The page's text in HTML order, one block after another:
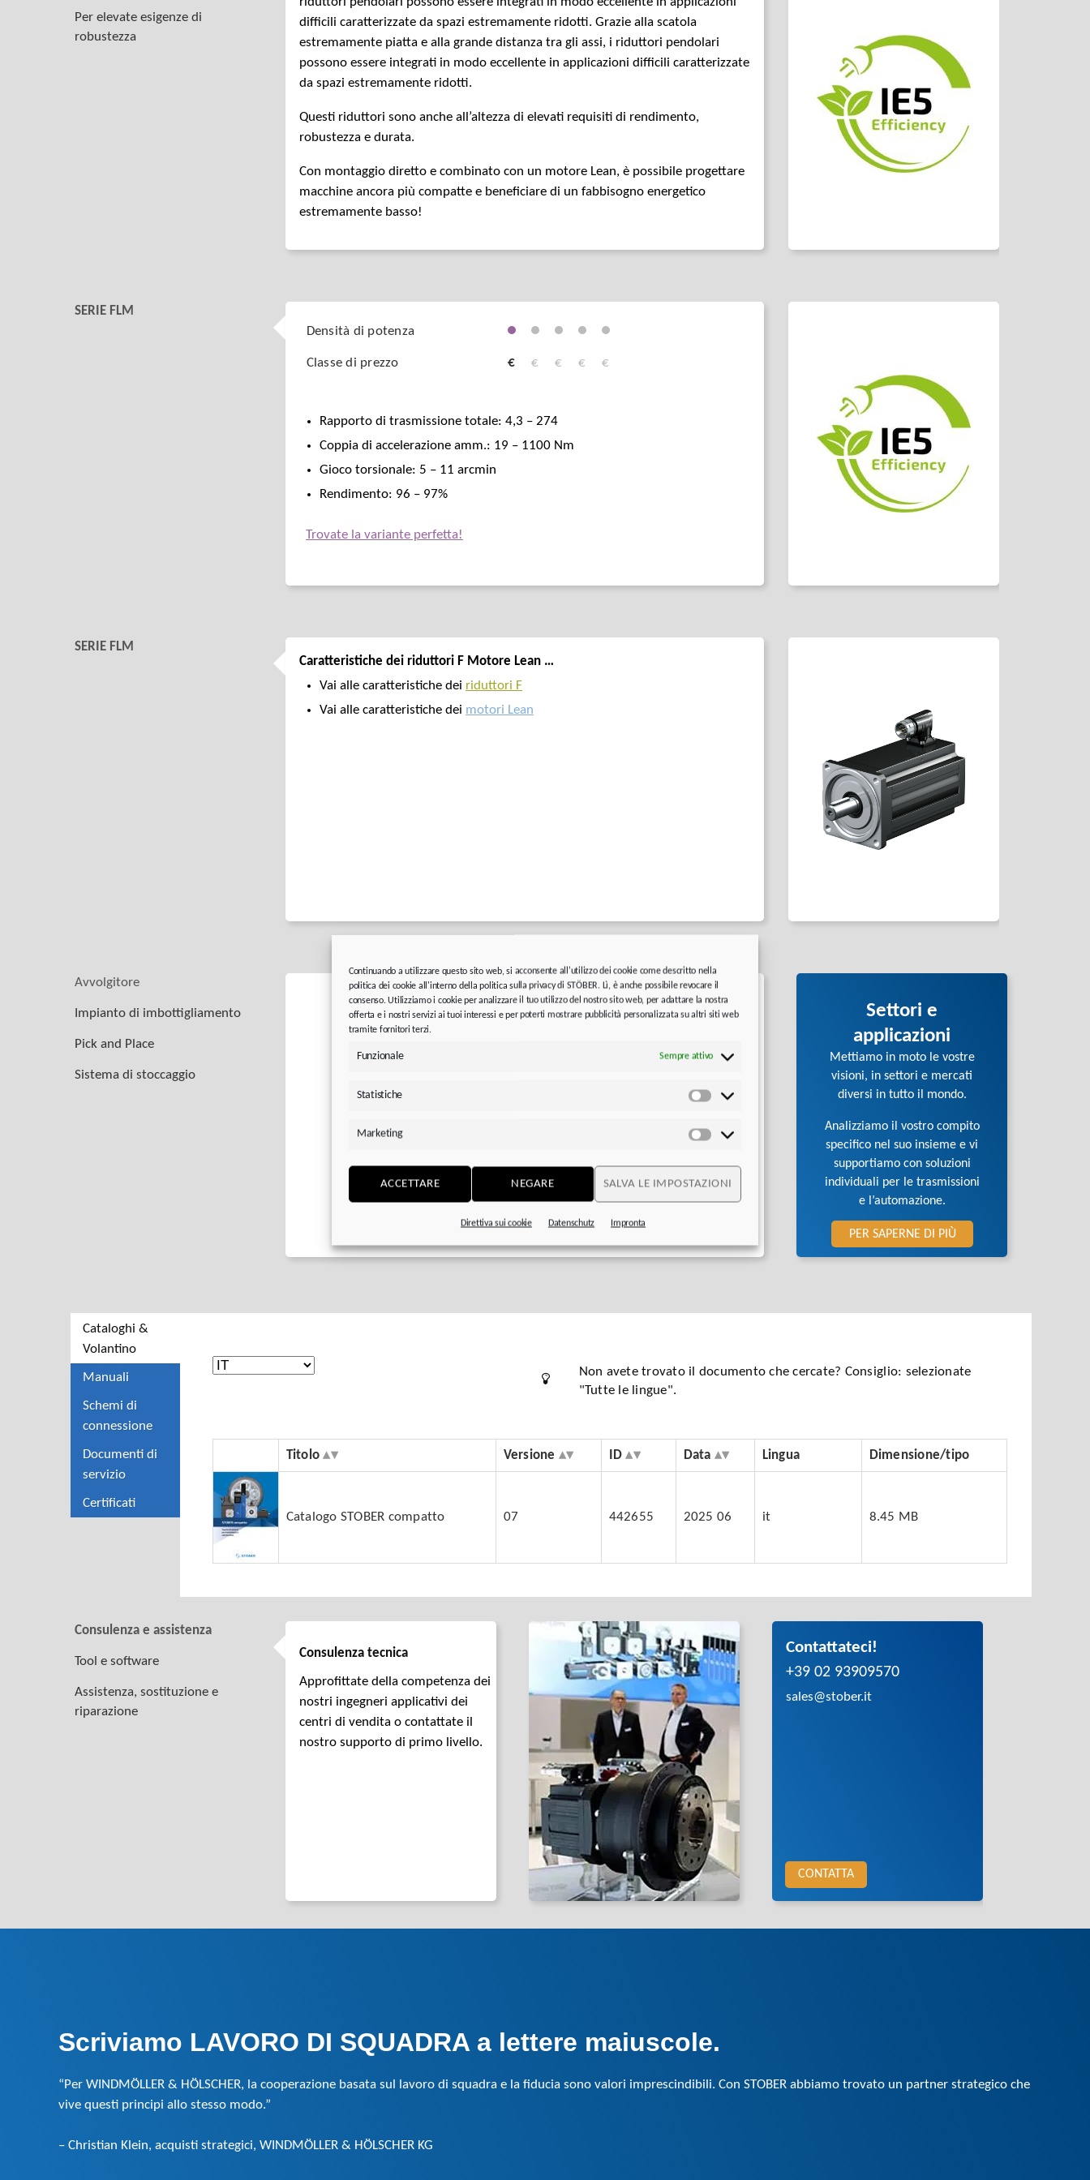
Continuando a utilizzare questo sito web, si acconsente all'utilizzo dei cookie come descritto nella
politica dei cookie all'interno della politica sulla privacy di STÖBER. Lì, è anche possibile revocare il
consenso. Utilizziamo i cookie per analizzare il tuo utilizzo del nostro sito web, per adattare la nostra
offerta e i nostri servizi ai tuoi interessi e per poterti mostrare pubblicità personalizzata su altri siti web
tramite fornitori terzi.
Funzionale Sempre attivo
Statistiche
Statistiche
Marketing
Marketing
ACCETTARE NEGARE SALVA LE IMPOSTAZIONI
Direttiva sui cookie Datenschutz Impronta
Per elevate esigenze di
robustezza
difficili caratterizzate da spazi estremamente ridotti. Grazie alla scatola
estremamente piatta e alla grande distanza tra gli assi, i riduttori pendolari
possono essere integrati in modo eccellente in applicazioni difficili caratterizzate
da spazi estremamente ridotti.
Questi riduttori sono anche all’altezza di elevati requisiti di rendimento,
robustezza e durata.
Con montaggio diretto e combinato con un motore Lean, è possibile progettare
macchine ancora più compatte e beneficiare di un fabbisogno energetico
estremamente basso!
SERIE FLM
Densità di potenza
Classe di prezzo € € € € €
Rapporto di trasmissione totale: 4,3 – 274
Coppia di accelerazione amm.: 19 – 1100 Nm
Gioco torsionale: 5 – 11 arcmin
Rendimento: 96 – 97%
Trovate la variante perfetta!
SERIE FLM
Caratteristiche dei riduttori F Motore Lean …
Vai alle caratteristiche dei riduttori F
Vai alle caratteristiche dei motori Lean
Avvolgitore
Impianto di imbottigliamento
Pick and Place
Sistema di stoccaggio
Settori e
applicazioni
Mettiamo in moto le vostre
visioni, in settori e mercati
diversi in tutto il mondo.
Analizziamo il vostro compito
specifico nel suo insieme e vi
supportiamo con soluzioni
individuali per le trasmissioni
e l’automazione.
PER SAPERNE DI PIÙ
Cataloghi &
Volantino
Manuali
Schemi di
connessione
Documenti di
servizio
Certificati
Non avete trovato il documento che cercate? Consiglio: selezionate
"Tutte le lingue".
Titolo Versione ID Data Lingua Dimensione/tipo
Catalogo STOBER compatto 07 442655 2025 06 it 8.45 MB
Consulenza e assistenza
Tool e software
Assistenza, sostituzione e
riparazione
Consulenza tecnica
Approfittate della competenza dei
nostri ingegneri applicativi dei
centri di vendita o contattate il
nostro supporto di primo livello.
Contattateci!
+39 02 93909570
sales@stober.it
CONTATTA
Scriviamo LAVORO DI SQUADRA a lettere maiuscole.
“Per WINDMÖLLER & HÖLSCHER, la cooperazione basata sul lavoro di squadra e la fiducia sono valori imprescindibili. Con STOBER abbiamo trovato un partner strategico che
vive questi principi allo stesso modo.”
– Christian Klein, acquisti strategici, WINDMÖLLER & HÖLSCHER KG